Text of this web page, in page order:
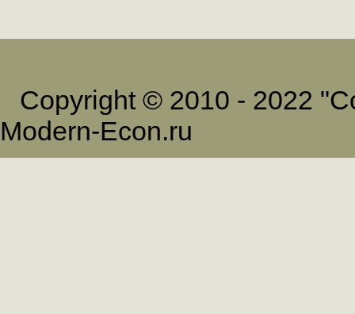
Copyright © 2010 - 2022
Modern-Econ.ru